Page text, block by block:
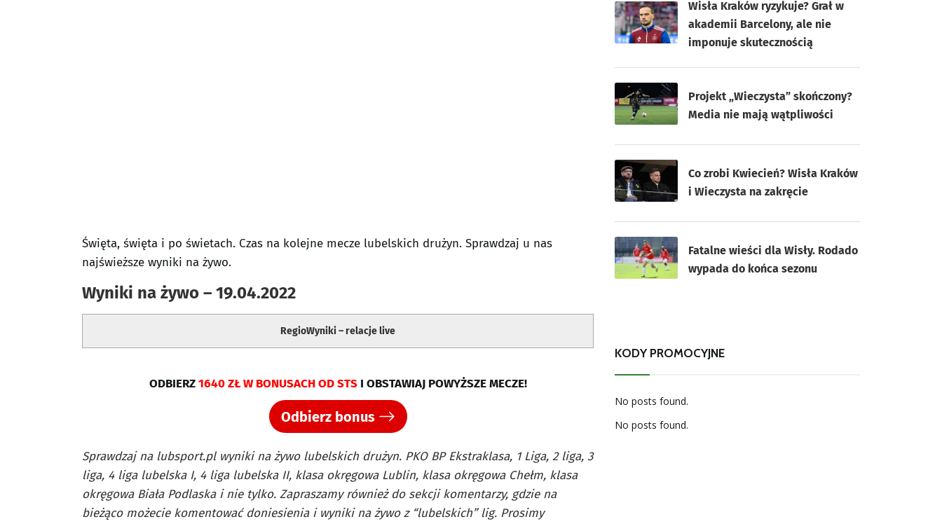
Święta, święta i po świetach. Czas na kolejne mecze lubelskich drużyn. Sprawdzaj u nas
najświeższe wyniki na żywo.
Wyniki na żywo – 19.04.2022
RegioWyniki – relacje live
ODBIERZ1640 ZŁ W BONUSACH OD STSI OBSTAWIAJ POWYŻSZE MECZE!
Odbierz bonus
Sprawdzaj na lubsport.pl wyniki na żywo lubelskich drużyn. PKO BP Ekstraklasa, 1 Liga, 2 liga, 3
liga, 4 liga lubelska I, 4 liga lubelska II, klasa okręgowa Lublin, klasa okręgowa Chełm, klasa
okręgowa Biała Podlaska i nie tylko. Zapraszamy również do sekcji komentarzy, gdzie na
bieżąco możecie komentować doniesienia i wyniki na żywo z “lubelskich” lig. Prosimy
Wisła Kraków ryzykuje? Grał w
akademii Barcelony, ale nie
imponuje skutecznością
Projekt „Wieczysta” skończony?
Media nie mają wątpliwości
Co zrobi Kwiecień? Wisła Kraków
i Wieczysta na zakręcie
Fatalne wieści dla Wisły. Rodado
wypada do końca sezonu
KODY PROMOCYJNE
No posts found.
No posts found.